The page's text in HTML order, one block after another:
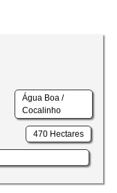
Água Boa /
Cocalinho
470 Hectares